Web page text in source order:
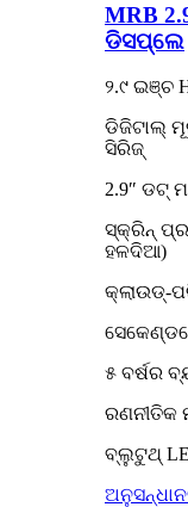
MRB
ଡିସପ୍ଲେ
୨.୯ ଇଞ୍ଚ
ଡିଜିଟାଲ୍
ସିରିଜ୍
2.9″ ଡଟ୍
ସ୍କ୍ରିନ୍
ହଳଦିଆ)
କ୍ଲାଉଡ୍-
୫ ବର୍ଷର
ରଣନୀତିକ
ବ୍ଲୁଟୁଥ୍ LE
ଅନୁସନ୍ଧାନ